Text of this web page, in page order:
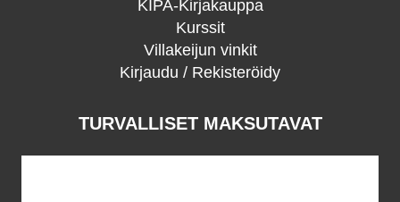
KIPA-Kirjakauppa
Kurssit
Villakeijun vinkit
Kirjaudu / Rekisteröidy
TURVALLISET MAKSUTAVAT